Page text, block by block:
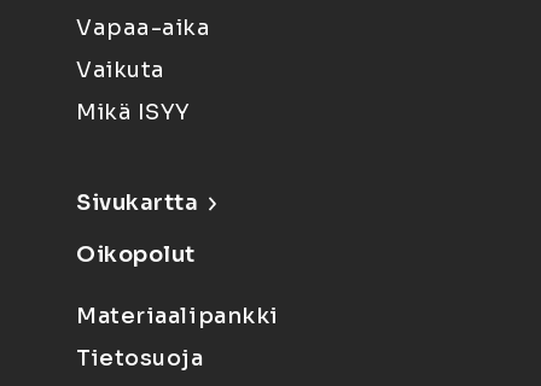
Vapaa-aika
Vaikuta
Mikä ISYY
Sivukartta
Oikopolut
Materiaalipankki
Tietosuoja